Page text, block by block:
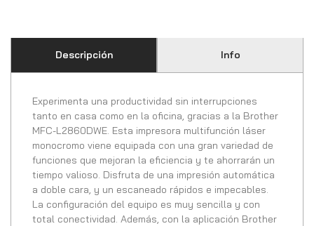
Descripción Info
Experimenta una productividad sin interrupciones
tanto en casa como en la oficina, gracias a la Brother
MFC-L2860DWE. Esta impresora multifunción láser
monocromo viene equipada con una gran variedad de
funciones que mejoran la eficiencia y te ahorrarán un
tiempo valioso. Disfruta de una impresión automática
a doble cara, y un escaneado rápidos e impecables.
La configuración del equipo es muy sencilla y con
total conectividad. Además, con la aplicación Brother